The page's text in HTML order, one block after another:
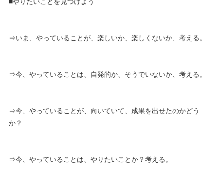
⇒いま、やっていることが、楽しいか、楽しくないか、考える。
⇒今、やっていることは、自発的か、そうでいないか、考える。
⇒今、やっていることが、向いていて、成果を出せたのかどう
か？
⇒今、やっていることは、やりたいことか？考える。